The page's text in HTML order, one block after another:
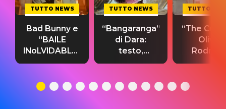
TUTTO NEWS
Bad Bunny e
“BAILE
INoLVIDABLE”:
testo,
significato
TUTTO NEWS
“Bangaranga”
di Dara:
testo,
traduzione e
del singolo
TUTTO
“The
Olivia
testo,